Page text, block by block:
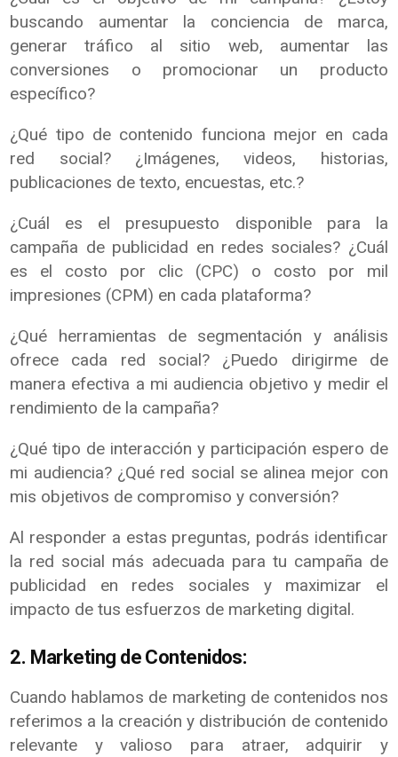
buscando aumentar la conciencia de marca,
generar tráfico al sitio web, aumentar las
conversiones o promocionar un producto
específico?
¿Qué tipo de contenido funciona mejor en cada
red social? ¿Imágenes, videos, historias,
publicaciones de texto, encuestas, etc.?
¿Cuál es el presupuesto disponible para la
campaña de publicidad en redes sociales? ¿Cuál
es el costo por clic (CPC) o costo por mil
impresiones (CPM) en cada plataforma?
¿Qué herramientas de segmentación y análisis
ofrece cada red social? ¿Puedo dirigirme de
manera efectiva a mi audiencia objetivo y medir el
rendimiento de la campaña?
¿Qué tipo de interacción y participación espero de
mi audiencia? ¿Qué red social se alinea mejor con
mis objetivos de compromiso y conversión?
Al responder a estas preguntas, podrás identificar
la red social más adecuada para tu campaña de
publicidad en redes sociales y maximizar el
impacto de tus esfuerzos de marketing digital.
2. Marketing de Contenidos:
Cuando hablamos de marketing de contenidos nos
referimos a la creación y distribución de contenido
relevante y valioso para atraer, adquirir y